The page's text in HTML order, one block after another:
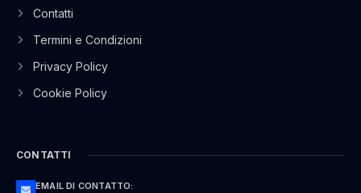
Contatti
Termini e Condizioni
Privacy Policy
Cookie Policy
CONTATTI
EMAIL DI CONTATTO: